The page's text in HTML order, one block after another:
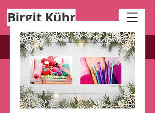
Birgit Kühr
Hier gehts zur Webseite:Quiltreise
Termine für die Kurse in den Sommerferien 202